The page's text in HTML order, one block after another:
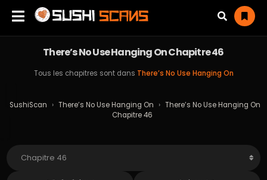
There’s No Use Hanging On Chapitre 46
Tous les chapitres sont dans There’s No Use Hanging On
SushiScan › There’s No Use Hanging On › There’s No Use Hanging On
Chapitre 46